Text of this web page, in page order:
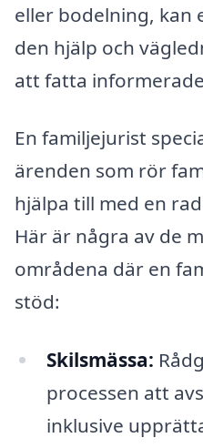
eller bodelning, kan
den hjälp och
att fatta
En familjejurist
ärenden som rör
hjälpa till med en
Här är några av de
områdena där en
stöd:
Skilsmässa:
processen att
inklusive